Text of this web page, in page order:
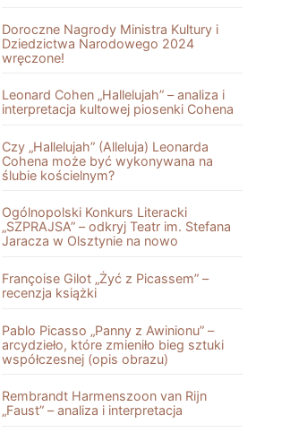
Doroczne Nagrody Ministra Kultury i
Dziedzictwa Narodowego 2024
wręczone!
Leonard Cohen „Hallelujah” – analiza i
interpretacja kultowej piosenki Cohena
Czy „Hallelujah” (Alleluja) Leonarda
Cohena może być wykonywana na
ślubie kościelnym?
Ogólnopolski Konkurs Literacki
„SZPRAJSA” – odkryj Teatr im. Stefana
Jaracza w Olsztynie na nowo
Françoise Gilot „Żyć z Picassem” –
recenzja książki
Pablo Picasso „Panny z Awinionu” –
arcydzieło, które zmieniło bieg sztuki
współczesnej (opis obrazu)
Rembrandt Harmenszoon van Rĳn
„Faust” – analiza i interpretacja